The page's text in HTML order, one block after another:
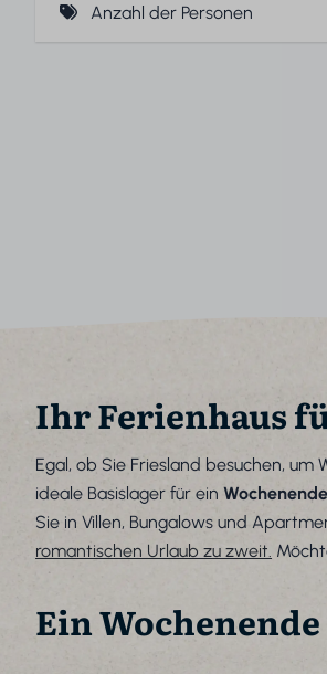
Klimaanlage (1)
Anzahl der Personen
Ihr Ferienhaus
Egal, ob Sie Friesland besuchen,
ideale Basislager für ein
Sie in Villen, Bungalows und
romantischen Urlaub zu zweit.
Ein